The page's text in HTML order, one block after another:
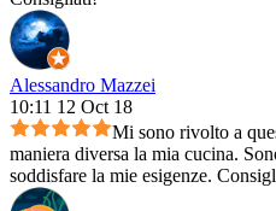
Alessandro Mazzei
10:11 12 Oct 18
Mi sono rivolto a
maniera diversa la mia cucina.
soddisfare la mie esigenze.